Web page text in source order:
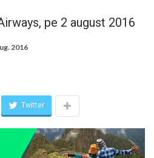
pe 2 august 2016
2016
Twitter